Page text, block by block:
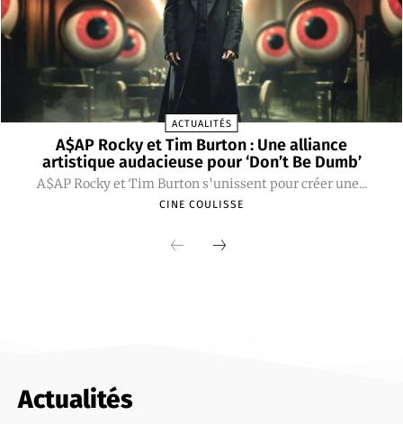
ACTUALITÉS
A$AP Rocky et Tim Burton : Une alliance
artistique audacieuse pour ‘Don’t Be Dumb’
A$AP Rocky et Tim Burton s'unissent pour créer une...
CINE COULISSE
Actualités